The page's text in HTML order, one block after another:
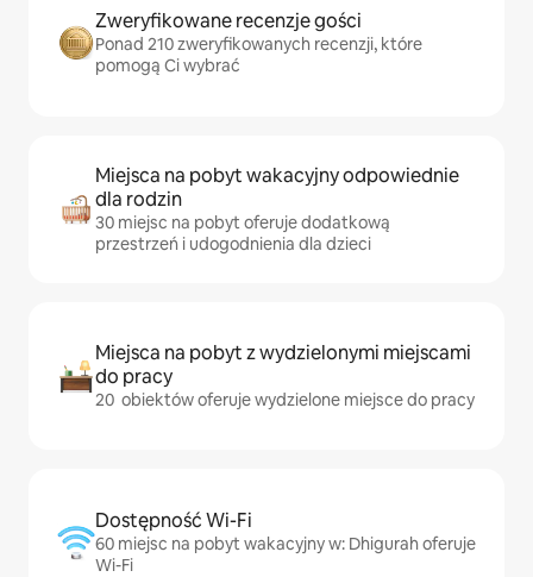
Zweryfikowane recenzje gości
Ponad 210 zweryfikowanych recenzji, które
pomogą Ci wybrać
Miejsca na pobyt wakacyjny odpowiednie
dla rodzin
30 miejsc na pobyt oferuje dodatkową
przestrzeń i udogodnienia dla dzieci
Miejsca na pobyt z wydzielonymi miejscami
do pracy
20 obiektów oferuje wydzielone miejsce do pracy
Dostępność Wi-Fi
60 miejsc na pobyt wakacyjny w: Dhigurah oferuje
Wi-Fi